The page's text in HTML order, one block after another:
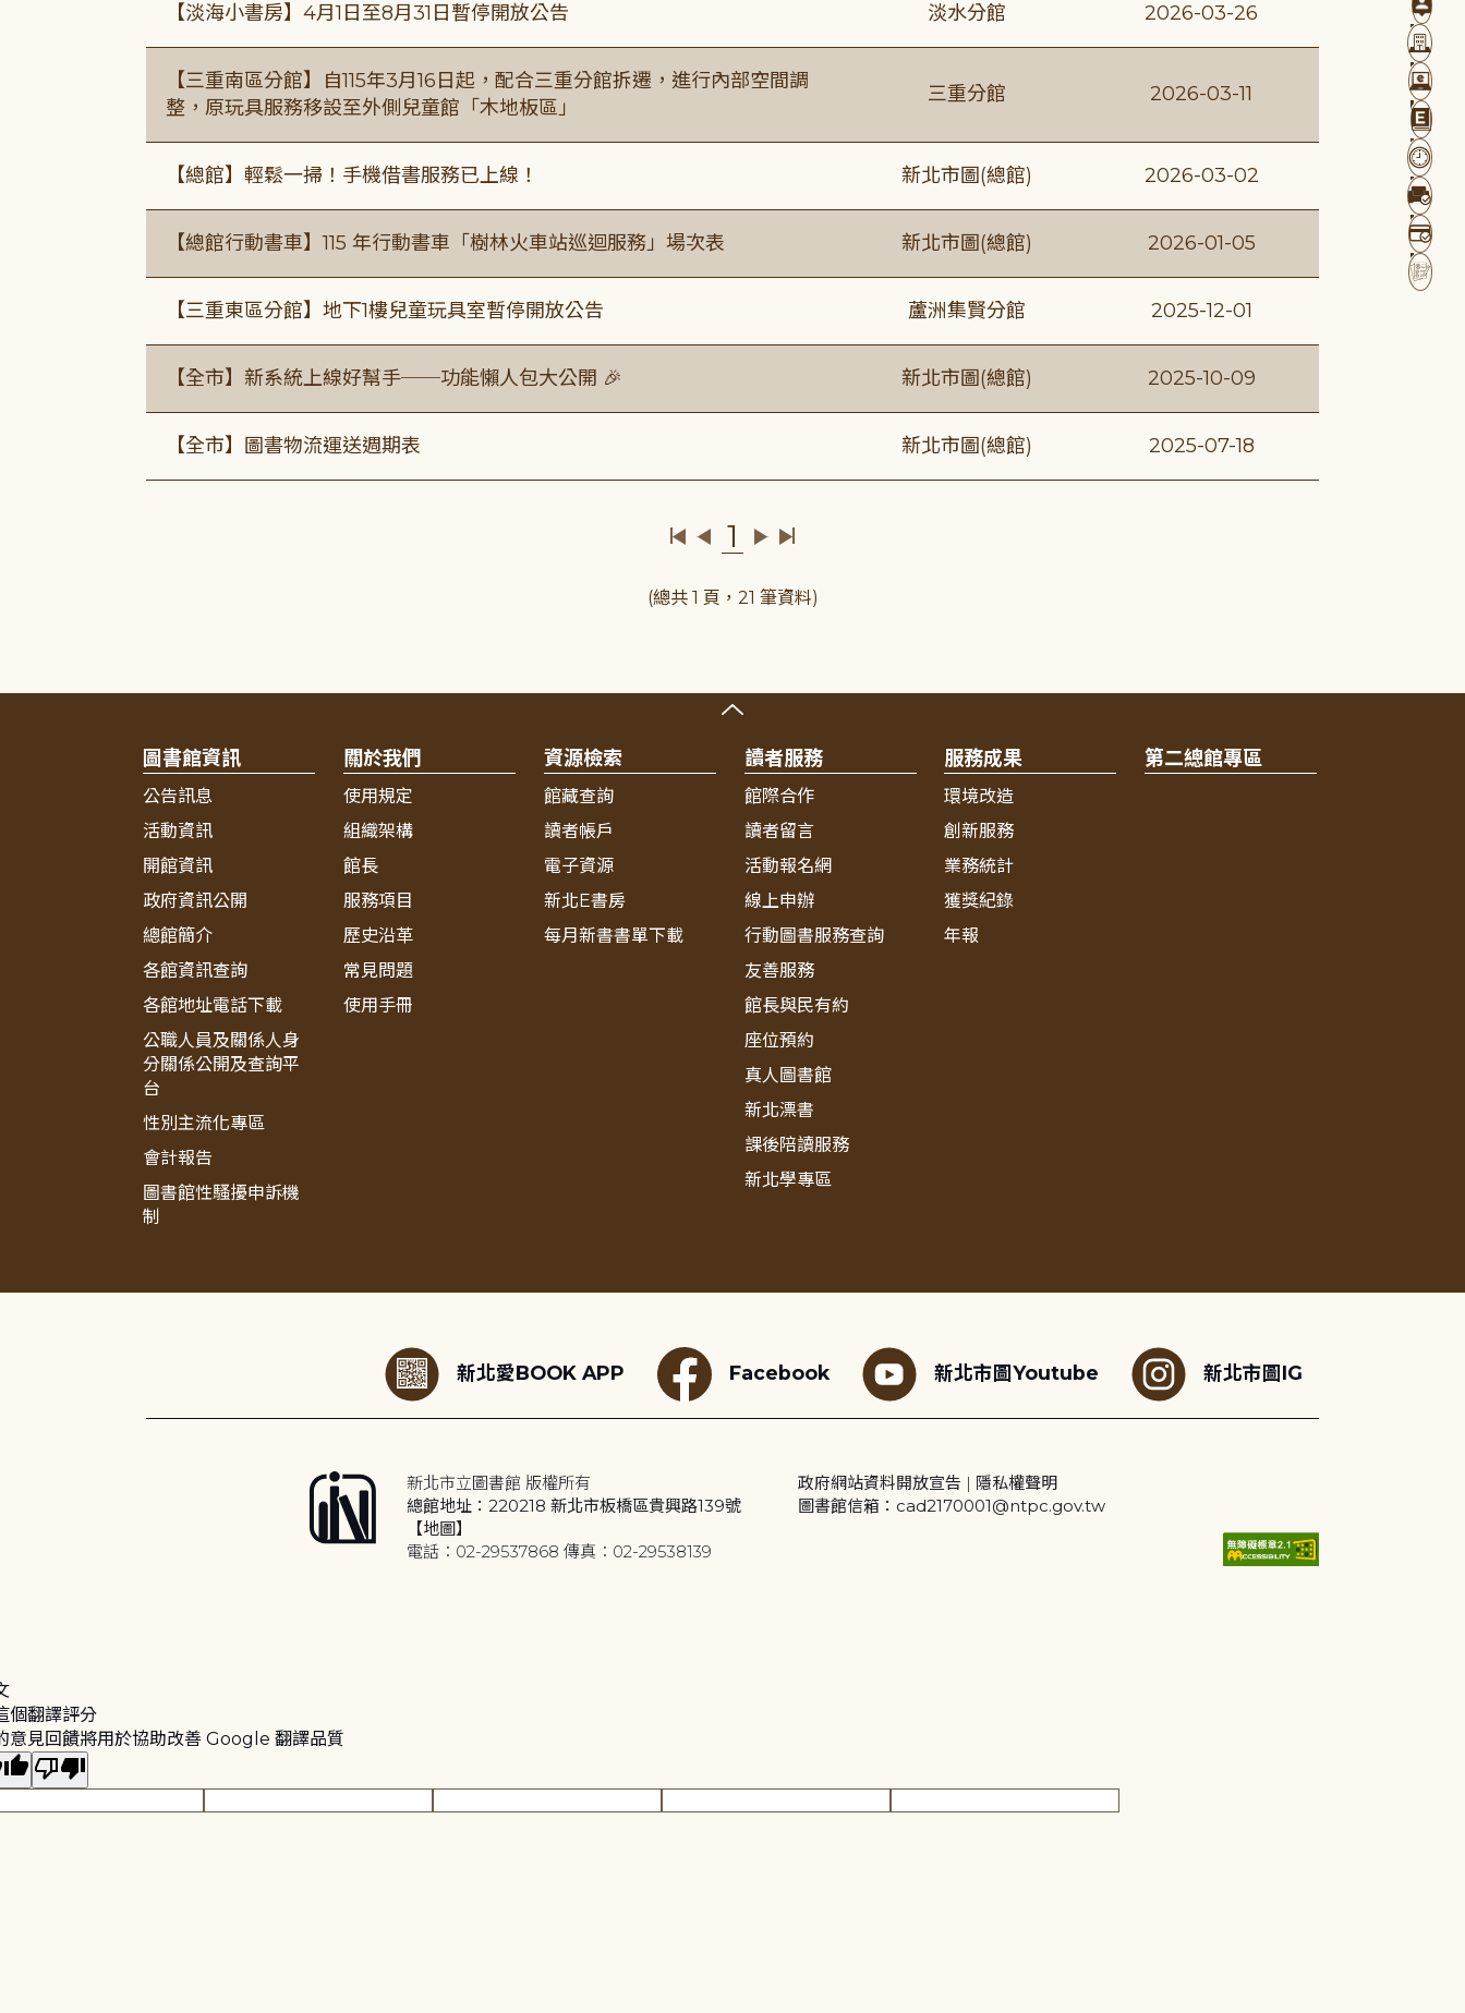
【淡海小書房】4月1日至8月31日暫停開放公告 淡水分館 2026-03-26
【三重南區分館】自115年3月16日起，配合三重分館拆遷，進行內部空間調
整，原玩具服務移設至外側兒童館「木地板區」
三重分館 2026-03-11
【總館】輕鬆一掃！手機借書服務已上線！ 新北市圖(總館) 2026-03-02
【總館行動書車】115 年行動書車「樹林火車站巡迴服務」場次表 新北市圖(總館) 2026-01-05
【三重東區分館】地下1樓兒童玩具室暫停開放公告 蘆洲集賢分館 2025-12-01
【全市】新系統上線好幫手──功能懶人包大公開 🎉 新北市圖(總館) 2025-10-09
【全市】圖書物流運送週期表 新北市圖(總館) 2025-07-18
1
(總共 1 頁，21 筆資料)
圖書館資訊
公告訊息
活動資訊
開館資訊
政府資訊公開
總館簡介
各館資訊查詢
各館地址電話下載
公職人員及關係人身
分關係公開及查詢平
台
性別主流化專區
會計報告
圖書館性騷擾申訴機
制
關於我們
使用規定
組織架構
館長
服務項目
歷史沿革
常見問題
使用手冊
資源檢索
館藏查詢
讀者帳戶
電子資源
新北E書房
每月新書書單下載
讀者服務
館際合作
讀者留言
活動報名網
線上申辦
行動圖書服務查詢
友善服務
館長與民有約
座位預約
真人圖書館
新北漂書
課後陪讀服務
新北學專區
服務成果
環境改造
創新服務
業務統計
獲獎紀錄
年報
第二總館專區
新北愛BOOK APP Facebook 新北市圖Youtube 新北市圖IG
新北市立圖書館 版權所有
總館地址：220218 新北市板橋區貴興路139號
【地圖】
電話：02-29537868 傳真：02-29538139
政府網站資料開放宣告 | 隱私權聲明
圖書館信箱：cad2170001@ntpc.gov.tw
個翻譯評分
意見回饋將用於協助改善 Google 翻譯品質